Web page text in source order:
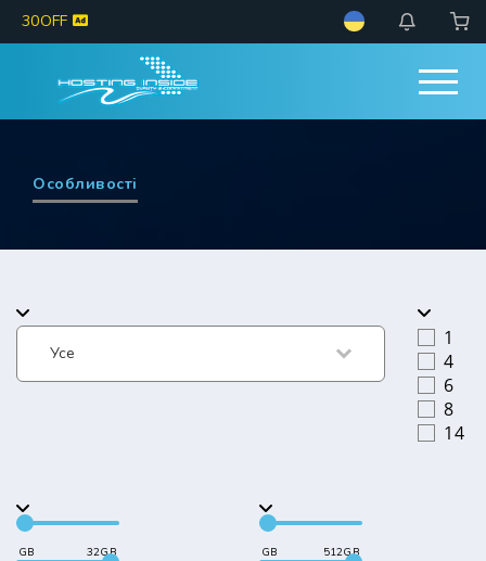
30OFF
Особливості
1
4
6
8
14
GB 32GB GB 512GB